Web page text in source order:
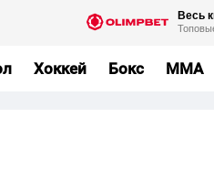
Хоккей Бокс MMA